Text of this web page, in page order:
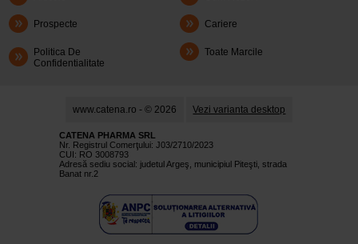
Prospecte Cariere
Politica De
Confidentialitate
Toate Marcile
www.catena.ro - © 2026 Vezi varianta desktop
CATENA PHARMA SRL
Nr. Registrul Comerţului: J03/2710/2023
CUI: RO 3008793
Adresă sediu social: judetul Argeş, municipiul Piteşti, strada
Banat nr.2